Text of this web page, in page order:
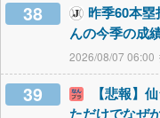
38
昨季60本
んの今季の成
2026/08/07 06:00
39
【悲報】
ただけでなぜ